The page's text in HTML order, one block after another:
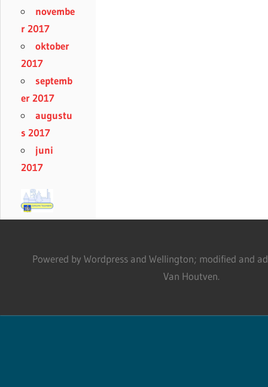
novembe
r 2017
oktober
2017
septemb
er 2017
augustu
s 2017
juni
2017
Powered by Wordpress and Wellington; modified and
Van Houtven.